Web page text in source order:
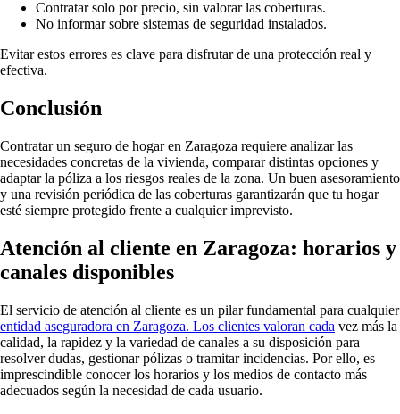
Contratar solo por precio, sin valorar las coberturas.
No informar sobre sistemas de seguridad instalados.
Evitar estos errores es clave para disfrutar de una protección real y
efectiva.
Conclusión
Contratar un seguro de hogar en Zaragoza requiere analizar las
necesidades concretas de la vivienda, comparar distintas opciones y
adaptar la póliza a los riesgos reales de la zona. Un buen asesoramiento
y una revisión periódica de las coberturas garantizarán que tu hogar
esté siempre protegido frente a cualquier imprevisto.
Atención al cliente en Zaragoza: horarios y
canales disponibles
El servicio de atención al cliente es un pilar fundamental para cualquier
entidad aseguradora en Zaragoza. Los clientes valoran cada vez más la
calidad, la rapidez y la variedad de canales a su disposición para
resolver dudas, gestionar pólizas o tramitar incidencias. Por ello, es
imprescindible conocer los horarios y los medios de contacto más
adecuados según la necesidad de cada usuario.